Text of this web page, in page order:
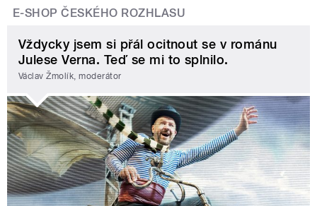
E-SHOP ČESKÉHO ROZHLASU
Vždycky jsem si přál ocitnout se v románu
Julese Verna. Teď se mi to splnilo.
Václav Žmolík, moderátor